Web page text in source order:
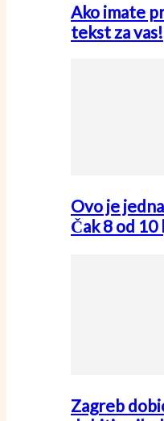
Ako imate
tekst za vas!
Ovo je
Čak 8 od
Zagreb